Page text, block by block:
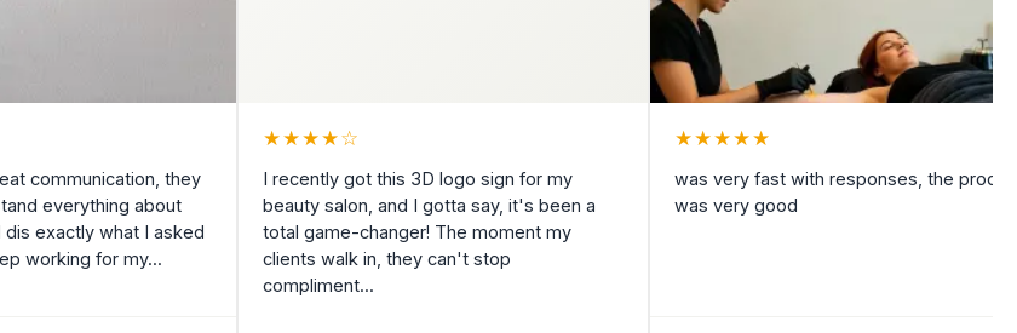
communication, they
everything about
exactly what I asked
working for my...
★★★★☆
I recently got this 3D logo sign for my
beauty salon, and I gotta say, it's been a
total game-changer! The moment my
clients walk in, they can't stop
compliment...
★★★★★
was very fast with responses, the
was very good